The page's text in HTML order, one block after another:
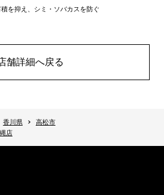
を抑え、シミ・ソバカスを防ぐ
舗詳細へ戻る
香川県
高松市
店